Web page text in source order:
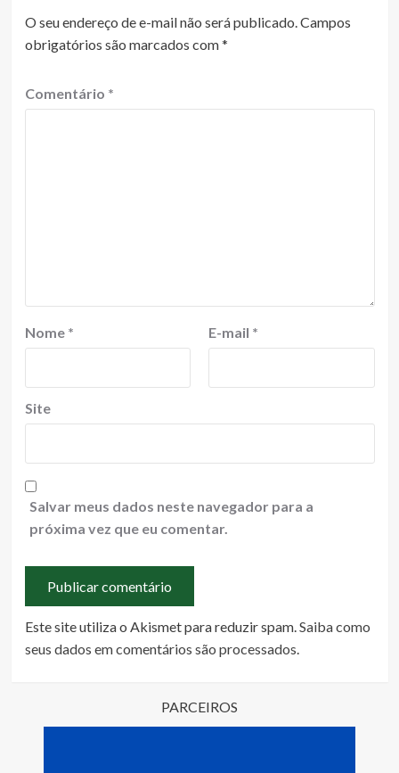
O seu endereço de e-mail não será publicado.Campos
obrigatórios são marcados com*
Comentário *
Nome * E-mail *
Site
Salvar meus dados neste navegador para a
próxima vez que eu comentar.
Este site utiliza o Akismet para reduzir spam.Saiba como
seus dados em comentários são processados.
PARCEIROS